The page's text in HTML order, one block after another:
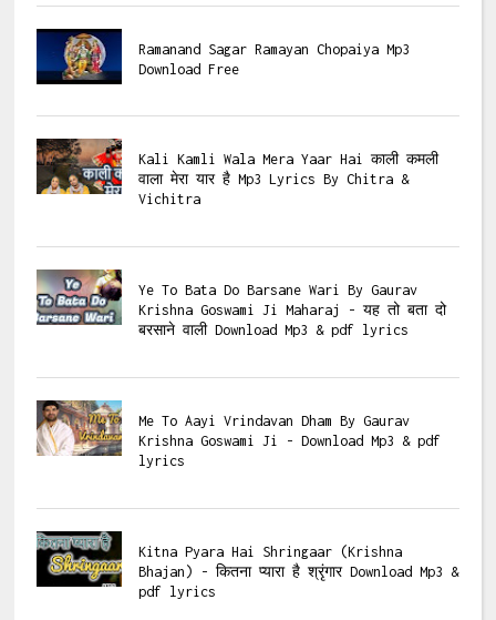
Ramanand Sagar Ramayan Chopaiya Mp3
Download Free
Kali Kamli Wala Mera Yaar Hai काली कमली
वाला मेरा यार है Mp3 Lyrics By Chitra &
Vichitra
Ye To Bata Do Barsane Wari By Gaurav
Krishna Goswami Ji Maharaj - यह तो बता दो
बरसाने वाली Download Mp3 & pdf lyrics
Me To Aayi Vrindavan Dham By Gaurav
Krishna Goswami Ji - Download Mp3 & pdf
lyrics
Kitna Pyara Hai Shringaar (Krishna
Bhajan) - कितना प्यारा है श्रृंगार Download Mp3 &
pdf lyrics